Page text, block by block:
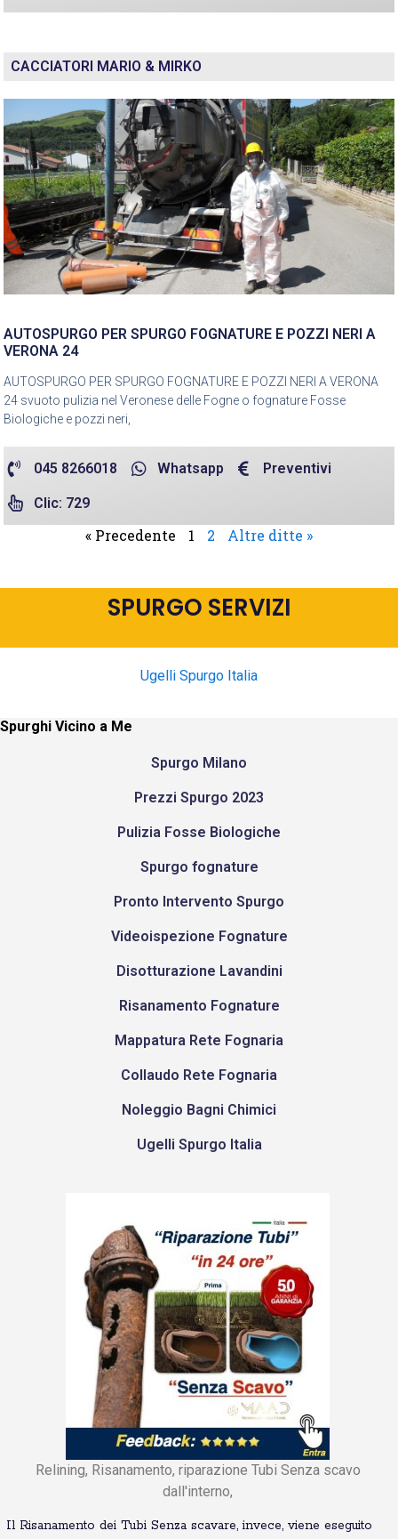
CACCIATORI MARIO & MIRKO
AUTOSPURGO PER SPURGO FOGNATURE E POZZI NERI A
VERONA 24
AUTOSPURGO PER SPURGO FOGNATURE E POZZI NERI A VERONA
24 svuoto pulizia nel Veronese delle Fogne o fognature Fosse
Biologiche e pozzi neri,
045 8266018 Whatsapp Preventivi
Clic: 729
« Precedente 1 2 Altre ditte »
SPURGO SERVIZI
Ugelli Spurgo Italia
Spurghi Vicino a Me
Spurgo Milano
Prezzi Spurgo 2023
Pulizia Fosse Biologiche
Spurgo fognature
Pronto Intervento Spurgo
Videoispezione Fognature
Disotturazione Lavandini
Risanamento Fognature
Mappatura Rete Fognaria
Collaudo Rete Fognaria
Noleggio Bagni Chimici
Ugelli Spurgo Italia
Relining, Risanamento, riparazione Tubi Senza scavo
dall'interno,
Il Risanamento dei Tubi Senza scavare, invece, viene eseguito